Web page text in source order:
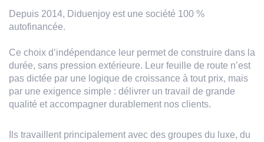
Depuis 2014, Diduenjoy est une société 100 %
autofinancée.
Ce choix d’indépendance leur permet de construire dans la
durée, sans pression extérieure. Leur feuille de route n’est
pas dictée par une logique de croissance à tout prix, mais
par une exigence simple : délivrer un travail de grande
qualité et accompagner durablement nos clients.
Ils travaillent principalement avec des groupes du luxe, du